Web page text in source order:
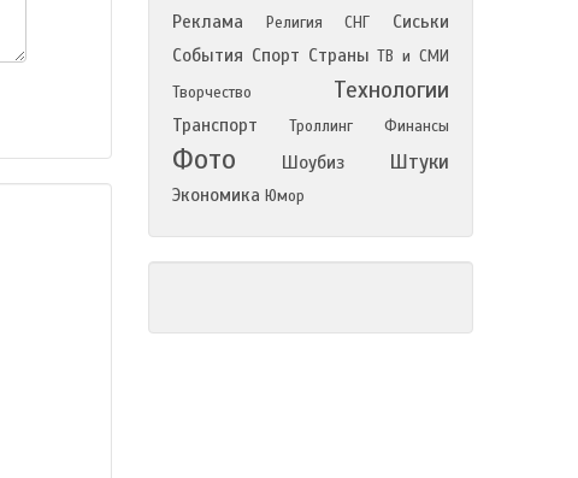
Реклама Религия СНГ
Сиськи
События Спорт Страны ТВ и СМИ
Творчество
Технологии
Транспорт Троллинг Финансы
Фото Шоубиз Штуки
Экономика Юмор